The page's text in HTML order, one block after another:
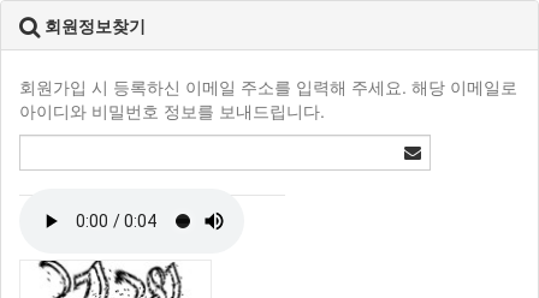
회원정보찾기
회원가입 시 등록하신 이메일 주소를 입력해 주세요. 해당 이메일로
아이디와 비밀번호 정보를 보내드립니다.